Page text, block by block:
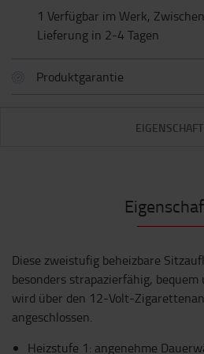
1 Verfügbar im Werk,
Lieferung in 2-4 Tagen
Produktgarantie
Diese zweistufig beheizbare
besonders strapazierfähig, bequem
wird über den 12-Volt-
angeschlossen.
Heizstufe 1: angenehme